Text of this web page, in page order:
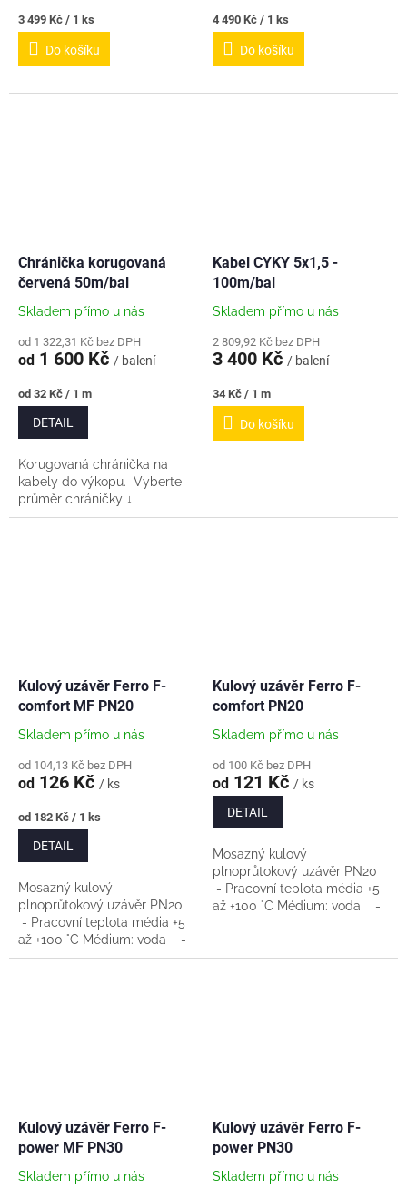
Měrná
cena:
3 499 Kč / 1 ks
Do košíku
Měrná
cena:
4 490 Kč / 1 ks
Do košíku
Chránička korugovaná
červená 50m/bal
Skladem přímo u nás
od 1 322,31 Kč bez DPH
od 1 600 Kč / balení
Měrná
cena:
od 32 Kč / 1 m
DETAIL
Korugovaná chránička na
kabely do výkopu. Vyberte
průměr chráničky ↓
Kabel CYKY 5x1,5 -
100m/bal
Skladem přímo u nás
2 809,92 Kč bez DPH
3 400 Kč / balení
Měrná
cena:
34 Kč / 1 m
Do košíku
Kulový uzávěr Ferro F-
comfort MF PN20
Skladem přímo u nás
od 104,13 Kč bez DPH
od 126 Kč / ks
Měrná
cena:
od 182 Kč / 1 ks
DETAIL
Mosazný kulový
plnoprůtokový uzávěr PN20
- Pracovní teplota média +5
až +100 °C Médium: voda -
Materiál tělesa a koule:
Kulový uzávěr Ferro F-
comfort PN20
Skladem přímo u nás
od 100 Kč bez DPH
od 121 Kč / ks
DETAIL
Mosazný kulový
plnoprůtokový uzávěr PN20
- Pracovní teplota média +5
až +100 °C Médium: voda -
Povrch koule: chróm -...
Kulový uzávěr Ferro F-
power MF PN30
Skladem přímo u nás
Kulový uzávěr Ferro F-
power PN30
Skladem přímo u nás